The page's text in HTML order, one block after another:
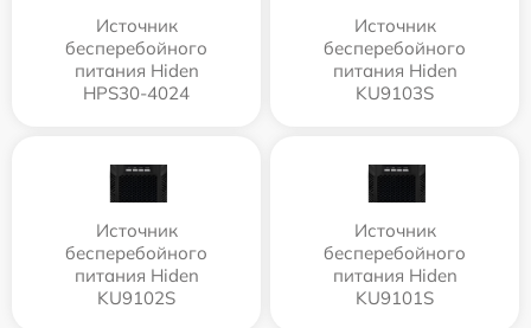
Источник
бесперебойного
питания Hiden
HPS30-4024
Источник
бесперебойного
питания Hiden
KU9103S
Источник
бесперебойного
питания Hiden
KU9102S
Источник
бесперебойного
питания Hiden
KU9101S